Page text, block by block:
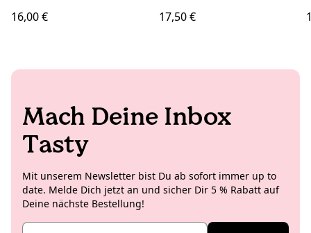
16,00 €
17,50 €
Mach Deine Inbox
Tasty
Mit unserem Newsletter bist Du ab sofort immer up to
date. Melde Dich jetzt an und sicher Dir 5 % Rabatt auf
Deine nächste Bestellung!